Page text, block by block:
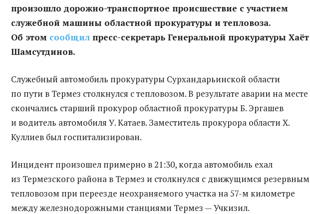
произошло дорожно-транспортное происшествие с участием
служебной машины областной прокуратуры и тепловоза.
Об этом сообщил пресс-секретарь Генеральной прокуратуры Хаёт
Шамсутдинов.
Служебный автомобиль прокуратуры Сурхандарьинской области
по пути в Термез столкнулся с тепловозом. В результате аварии на месте
скончались старший прокурор областной прокуратуры Б. Эргашев
и водитель автомобиля У. Катаев. Заместитель прокурора области Х.
Куллиев был госпитализирован.
Инцидент произошел примерно в 21:30, когда автомобиль ехал
из Термезского района в Термез и столкнулся с движущимся резервным
тепловозом при переезде неохраняемого участка на 57-м километре
между железнодорожными станциями Термез — Учкизил.